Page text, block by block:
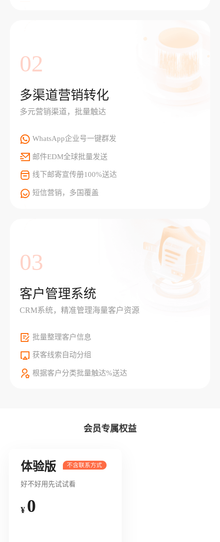
02
多渠道营销转化
多元营销渠道，批量触达
WhatsApp企业号一键群发
邮件EDM全球批量发送
线下邮寄宣传册100%送达
短信营销，多国覆盖
03
客户管理系统
CRM系统，精准管理海量客户资源
批量整理客户信息
获客线索自动分组
根据客户分类批量触达%送达
会员专属权益
体验版
好不好用先试试看
¥ 0